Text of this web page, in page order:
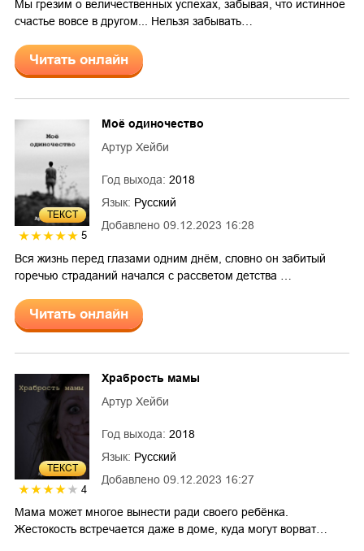
Мы грезим о величественных успехах, забывая, что истинное
счастье вовсе в другом... Нельзя забывать…
Читать онлайн
ТЕКСТ
5
Добавлено 09.12.2023 16:28
Моё одиночество
Артур Хейби
Год выхода: 2018
Язык: Русский
Вся жизнь перед глазами одним днём, словно он забитый
горечью страданий начался с рассветом детства …
Читать онлайн
ТЕКСТ
4
Добавлено 09.12.2023 16:27
Храбрость мамы
Артур Хейби
Год выхода: 2018
Язык: Русский
Мама может многое вынести ради своего ребёнка.
Жестокость встречается даже в доме, куда могут ворват…